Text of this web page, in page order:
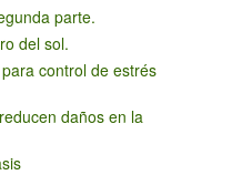
parte.
del sol.
control de estrés
daños en la